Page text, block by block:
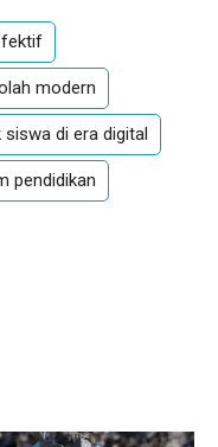
modern
di era digital
pendidikan